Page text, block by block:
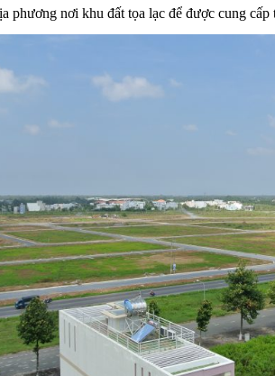
phương nơi khu đất tọa lạc để được cung